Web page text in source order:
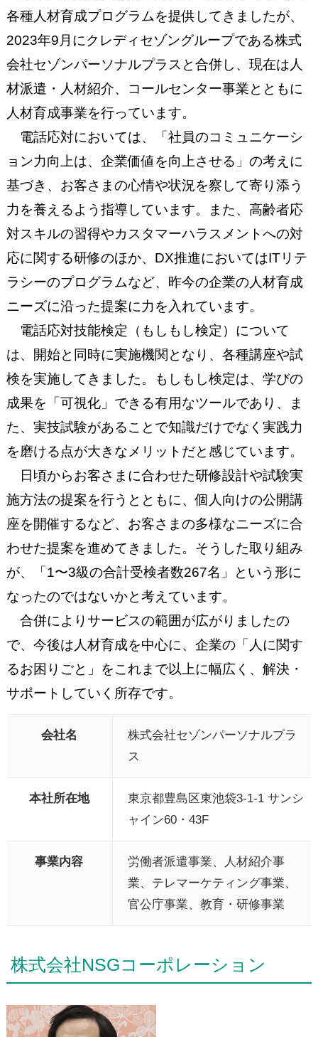
各種人材育成プログラムを提供してきましたが、
2023年9月にクレディセゾングループである株式
会社セゾンパーソナルプラスと合併し、現在は人
材派遣・人材紹介、コールセンター事業とともに
人材育成事業を行っています。
電話応対においては、「社員のコミュニケーシ
ョン力向上は、企業価値を向上させる」の考えに
基づき、お客さまの心情や状況を察して寄り添う
力を養えるよう指導しています。また、高齢者応
対スキルの習得やカスタマーハラスメントへの対
応に関する研修のほか、DX推進においてはITリテ
ラシーのプログラムなど、昨今の企業の人材育成
ニーズに沿った提案に力を入れています。
電話応対技能検定（もしもし検定）について
は、開始と同時に実施機関となり、各種講座や試
検を実施してきました。もしもし検定は、学びの
成果を「可視化」できる有用なツールであり、ま
た、実技試験があることで知識だけでなく実践力
を磨ける点が大きなメリットだと感じています。
日頃からお客さまに合わせた研修設計や試験実
施方法の提案を行うとともに、個人向けの公開講
座を開催するなど、お客さまの多様なニーズに合
わせた提案を進めてきました。そうした取り組み
が、「1〜3級の合計受検者数267名」という形に
なったのではないかと考えています。
合併によりサービスの範囲が広がりましたの
で、今後は人材育成を中心に、企業の「人に関す
るお困りごと」をこれまで以上に幅広く、解決・
サポートしていく所存です。
会社名
株式会社セゾンパーソナルプラ
ス
本社所在地
東京都豊島区東池袋3-1-1 サンシ
ャイン60・43F
事業内容
労働者派遣事業、人材紹介事
業、テレマーケティング事業、
官公庁事業、教育・研修事業
株式会社NSGコーポレーション